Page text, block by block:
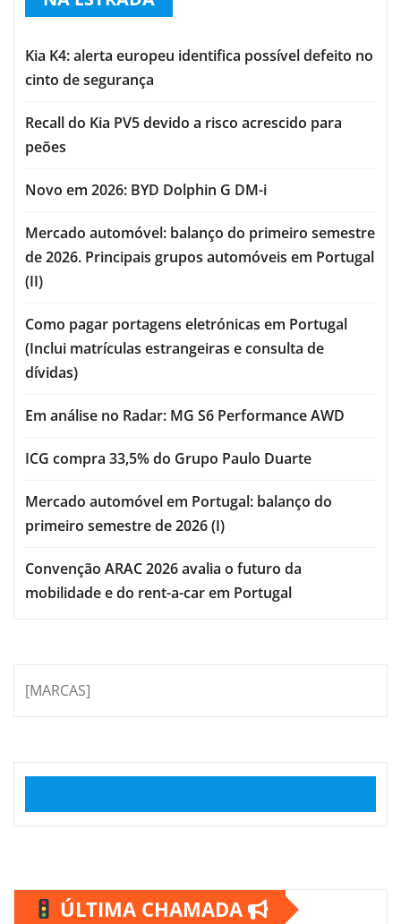
Kia K4: alerta europeu identifica possível defeito no
cinto de segurança
Recall do Kia PV5 devido a risco acrescido para
peões
Novo em 2026: BYD Dolphin G DM-i
Mercado automóvel: balanço do primeiro semestre
de 2026. Principais grupos automóveis em Portugal
(II)
Como pagar portagens eletrónicas em Portugal
(Inclui matrículas estrangeiras e consulta de
dívidas)
Em análise no Radar: MG S6 Performance AWD
ICG compra 33,5% do Grupo Paulo Duarte
Mercado automóvel em Portugal: balanço do
primeiro semestre de 2026 (I)
Convenção ARAC 2026 avalia o futuro da
mobilidade e do rent-a-car em Portugal
[MARCAS]
ÚLTIMA CHAMADA